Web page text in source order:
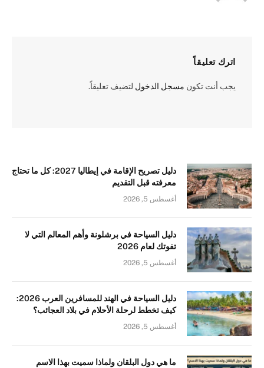
اترك تعليقاً
يجب أنت تكون مسجل الدخول لتضيف تعليقاً.
دليل تصريح الإقامة في إيطاليا 2027: كل ما تحتاج
معرفته قبل التقديم
أغسطس 5, 2026
دليل السياحة في برشلونة وأهم المعالم التي لا
تفوتك لعام 2026
أغسطس 5, 2026
دليل السياحة في الهند للمسافرين العرب 2026:
كيف تخطط لرحلة الأحلام في بلاد العجائب؟
أغسطس 5, 2026
ما هي دول البلقان ولماذا سميت بهذا الاسم